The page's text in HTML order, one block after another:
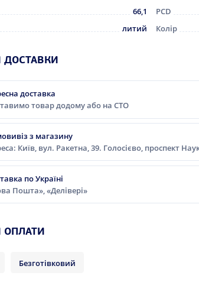
66,1 PCD
литий Колір
ДОСТАВКИ
доставка
товар додому або на СТО
з магазину
Київ, вул. Ракетна, 39. Голосієво, проспект
по Україні
Пошта», «Делівері»
ОПЛАТИ
Безготівковий